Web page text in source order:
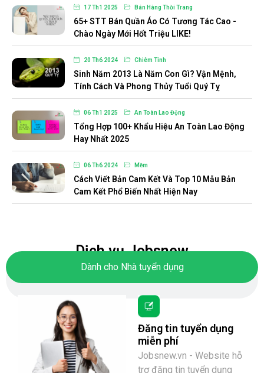
17 Th1 2025 Bán Hàng Thời Trang
65+ STT Bán Quần Áo Có Tương Tác Cao -
Chào Ngày Mới Hốt Triệu LIKE!
20 Th6 2024 Chiêm Tinh
Sinh Năm 2013 Là Năm Con Gì? Vận Mệnh,
Tính Cách Và Phong Thủy Tuổi Quý Tỵ
06 Th1 2025 An Toàn Lao Động
Tổng Hợp 100+ Khẩu Hiệu An Toàn Lao Động
Hay Nhất 2025
06 Th6 2024 Mềm
Cách Viết Bản Cam Kết Và Top 10 Mẫu Bản
Cam Kết Phổ Biến Nhất Hiện Nay
Sự Đảm Bảo An Toàn? [Cập Nhật 2025]
01 Th1 2025 Bán Hàng - Sales
Bán Hàng Trên Shopee Mất Phí Bao Nhiêu?
06 Th1 2025 An Toàn Lao Động
90+ Câu Hỏi Trắc Nghiệm Về An Toàn Lao
Động Mới Nhất [Cập Nhật 2025]
Dịch vụ Jobsnew
Dành cho Nhà tuyển dụng
Đăng tin tuyển dụng
miễn phí
Jobsnew.vn - Website hỗ
trợ đăng tin tuyển dụng